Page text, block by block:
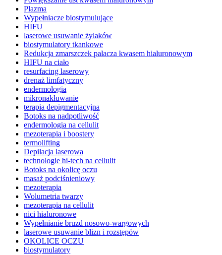
Plazma
Wypełniacze biostymulujące
HIFU
laserowe usuwanie żylaków
biostymulatory tkankowe
Redukcja zmarszczek palacza kwasem hialuronowym
HIFU na ciało
resurfacing laserowy
drenaż limfatyczny
endermologia
mikronakłuwanie
terapia depigmentacyjna
Botoks na nadpotliwość
endermologia na cellulit
mezoterapia i boostery
termolifting
Depilacja laserowa
technologie hi-tech na cellulit
Botoks na okolicę oczu
masaż podciśnieniowy
mezoterapia
Wolumetria twarzy
mezoterapia na cellulit
nici hialuronowe
Wypełnianie bruzd nosowo-wargowych
laserowe usuwanie blizn i rozstępów
OKOLICE OCZU
biostymulatory